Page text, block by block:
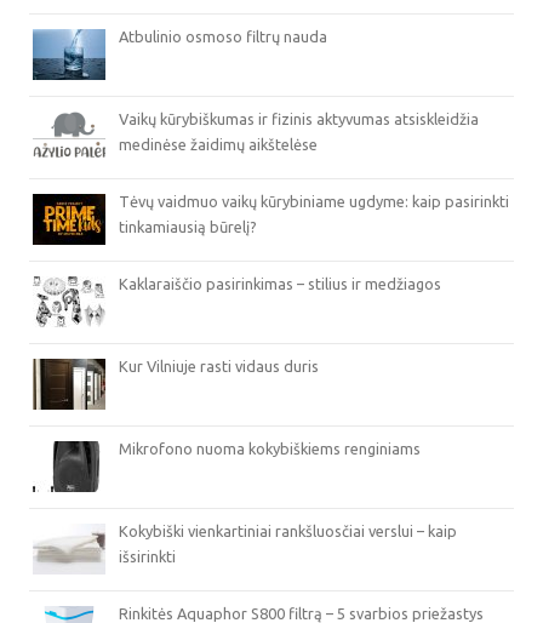
Atbulinio osmoso filtrų nauda
Vaikų kūrybiškumas ir fizinis aktyvumas atsiskleidžia
medinėse žaidimų aikštelėse
Tėvų vaidmuo vaikų kūrybiniame ugdyme: kaip pasirinkti
tinkamiausią būrelį?
Kaklaraiščio pasirinkimas – stilius ir medžiagos
Kur Vilniuje rasti vidaus duris
Mikrofono nuoma kokybiškiems renginiams
Kokybiški vienkartiniai rankšluosčiai verslui – kaip
išsirinkti
Rinkitės Aquaphor S800 filtrą – 5 svarbios priežastys